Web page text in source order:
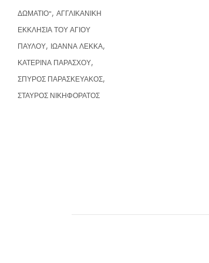
ΔΩΜΑΤΙΟ", ΑΓΓΛΙΚΑΝΙΚΗ
ΕΚΚΛΗΣΙΑ ΤΟΥ ΑΓΙΟΥ
ΠΑΥΛΟΥ, ΙΩΑΝΝΑ ΛΕΚΚΑ,
ΚΑΤΕΡΙΝΑ ΠΑΡΑΣΧΟΥ,
ΣΠΥΡΟΣ ΠΑΡΑΣΚΕΥΑΚΟΣ,
ΣΤΑΥΡΟΣ ΝΙΚΗΦΟΡΑΤΟΣ